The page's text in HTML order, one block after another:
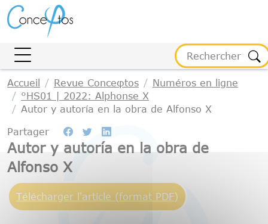
Accueil Revue Conceφtos
Numéros en ligne
°HS01 | 2022: Alphonse X
Autor y autoría en la obra de Alfonso X
Partager
Autor y autoría en la obra de
Alfonso X
Télécharger l'article (format PDF)
Gestion des cookies